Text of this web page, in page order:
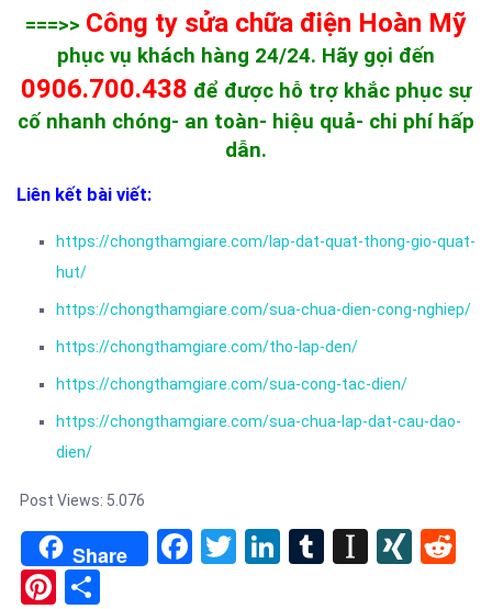
===>> Công ty sửa chữa điện Hoàn Mỹ
phục vụ khách hàng 24/24. Hãy gọi đến
0906.700.438 để được hỗ trợ khắc phục sự
cố nhanh chóng- an toàn- hiệu quả- chi phí hấp
dẫn.
Liên kết bài viết:
https://chongthamgiare.com/lap-dat-quat-thong-gio-quat-
hut/
https://chongthamgiare.com/sua-chua-dien-cong-nghiep/
https://chongthamgiare.com/tho-lap-den/
https://chongthamgiare.com/sua-cong-tac-dien/
https://chongthamgiare.com/sua-chua-lap-dat-cau-dao-
dien/
Post Views: 5.076
Share Facebook
TwitterLinkedIn
Tumblr
Pinterest